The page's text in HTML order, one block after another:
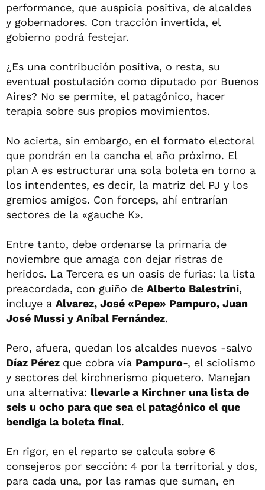
performance, que auspicia positiva, de alcaldes
y gobernadores. Con tracción invertida, el
gobierno podrá festejar.
¿Es una contribución positiva, o resta, su
eventual postulación como diputado por Buenos
Aires? No se permite, el patagónico, hacer
terapia sobre sus propios movimientos.
No acierta, sin embargo, en el formato electoral
que pondrán en la cancha el año próximo. El
plan A es estructurar una sola boleta en torno a
los intendentes, es decir, la matriz del PJ y los
gremios amigos. Con forceps, ahí entrarían
sectores de la «gauche K».
Entre tanto, debe ordenarse la primaria de
noviembre que amaga con dejar ristras de
heridos. La Tercera es un oasis de furias: la lista
preacordada, con guiño de Alberto Balestrini,
incluye a Alvarez, José «Pepe» Pampuro, Juan
José Mussi y Aníbal Fernández.
Pero, afuera, quedan los alcaldes nuevos -salvo
Díaz Pérez que cobra vía Pampuro-, el sciolismo
y sectores del kirchnerismo piquetero. Manejan
una alternativa: llevarle a Kirchner una lista de
seis u ocho para que sea el patagónico el que
bendiga la boleta final.
En rigor, en el reparto se calcula sobre 6
consejeros por sección: 4 por la territorial y dos,
para cada una, por las ramas que suman, en